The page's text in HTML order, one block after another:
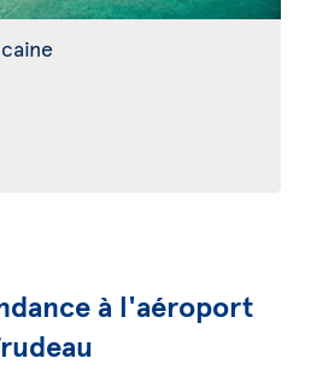
à l'aéroport